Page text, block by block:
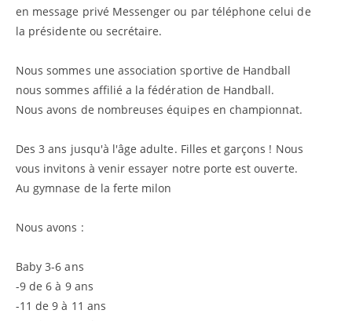
en message privé Messenger ou par téléphone celui de
la présidente ou secrétaire.
Nous sommes une association sportive de Handball
nous sommes affilié a la fédération de Handball.
Nous avons de nombreuses équipes en championnat.
Des 3 ans jusqu'à l'âge adulte. Filles et garçons ! Nous
vous invitons à venir essayer notre porte est ouverte.
Au gymnase de la ferte milon
Nous avons :
Baby 3-6 ans
-9 de 6 à 9 ans
-11 de 9 à 11 ans